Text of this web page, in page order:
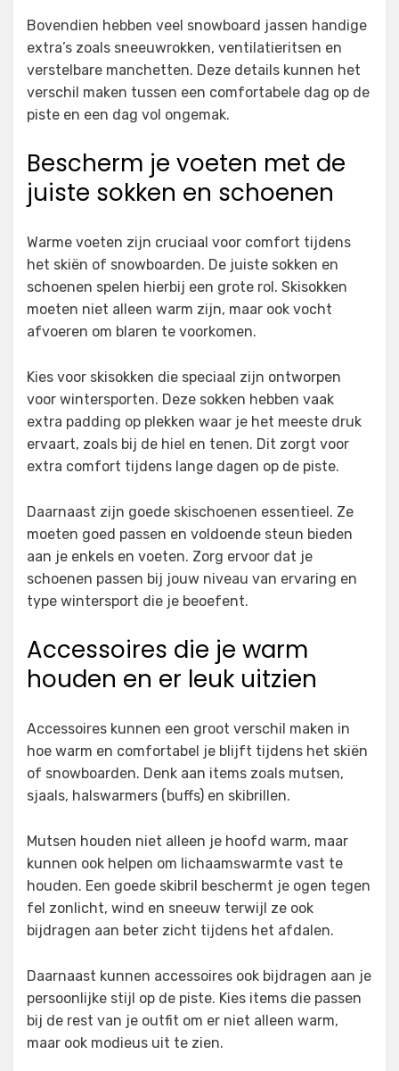
Bovendien hebben veel snowboard jassen handige
extra’s zoals sneeuwrokken, ventilatieritsen en
verstelbare manchetten. Deze details kunnen het
verschil maken tussen een comfortabele dag op de
piste en een dag vol ongemak.
Bescherm je voeten met de
juiste sokken en schoenen
Warme voeten zijn cruciaal voor comfort tijdens
het skiën of snowboarden. De juiste sokken en
schoenen spelen hierbij een grote rol. Skisokken
moeten niet alleen warm zijn, maar ook vocht
afvoeren om blaren te voorkomen.
Kies voor skisokken die speciaal zijn ontworpen
voor wintersporten. Deze sokken hebben vaak
extra padding op plekken waar je het meeste druk
ervaart, zoals bij de hiel en tenen. Dit zorgt voor
extra comfort tijdens lange dagen op de piste.
Daarnaast zijn goede skischoenen essentieel. Ze
moeten goed passen en voldoende steun bieden
aan je enkels en voeten. Zorg ervoor dat je
schoenen passen bij jouw niveau van ervaring en
type wintersport die je beoefent.
Accessoires die je warm
houden en er leuk uitzien
Accessoires kunnen een groot verschil maken in
hoe warm en comfortabel je blijft tijdens het skiën
of snowboarden. Denk aan items zoals mutsen,
sjaals, halswarmers (buffs) en skibrillen.
Mutsen houden niet alleen je hoofd warm, maar
kunnen ook helpen om lichaamswarmte vast te
houden. Een goede skibril beschermt je ogen tegen
fel zonlicht, wind en sneeuw terwijl ze ook
bijdragen aan beter zicht tijdens het afdalen.
Daarnaast kunnen accessoires ook bijdragen aan je
persoonlijke stijl op de piste. Kies items die passen
bij de rest van je outfit om er niet alleen warm,
maar ook modieus uit te zien.